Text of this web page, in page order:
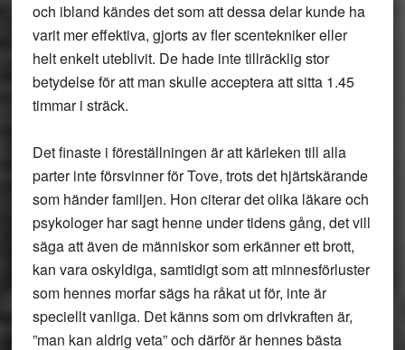
och ibland kändes det som att dessa delar kunde ha
varit mer effektiva, gjorts av fler scentekniker eller
helt enkelt uteblivit. De hade inte tillräcklig stor
betydelse för att man skulle acceptera att sitta 1.45
timmar i sträck.
Det finaste i föreställningen är att kärleken till alla
parter inte försvinner för Tove, trots det hjärtskärande
som händer familjen. Hon citerar det olika läkare och
psykologer har sagt henne under tidens gång, det vill
säga att även de människor som erkänner ett brott,
kan vara oskyldiga, samtidigt som att minnesförluster
som hennes morfar sägs ha råkat ut för, inte är
speciellt vanliga. Det känns som om drivkraften är,
”man kan aldrig veta” och därför är hennes bästa